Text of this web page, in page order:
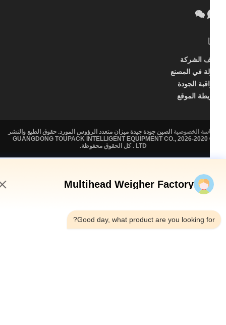
الشركة
في المصنع
الجودة
الموقع
الخصوصيةالصين جودة جيدة ميزان متعدد الرؤوس المورد. حقوق الطبع والنشر
© 2020-2026 GUANGDONG TOUPACK INTELLIGENT EQUIPMENT CO.,
Multihead Weigher Factory
Good day, what product are you looking